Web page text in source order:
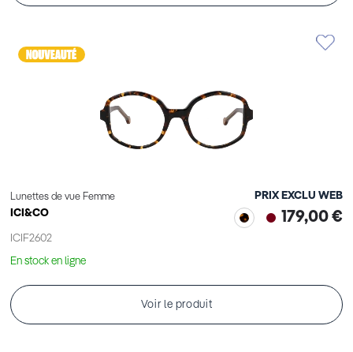
Lunettes de vue Femme
ICI&CO
ICIF2602
PRIX EXCLU WEB
179,00 €
En stock en ligne
Voir le produit